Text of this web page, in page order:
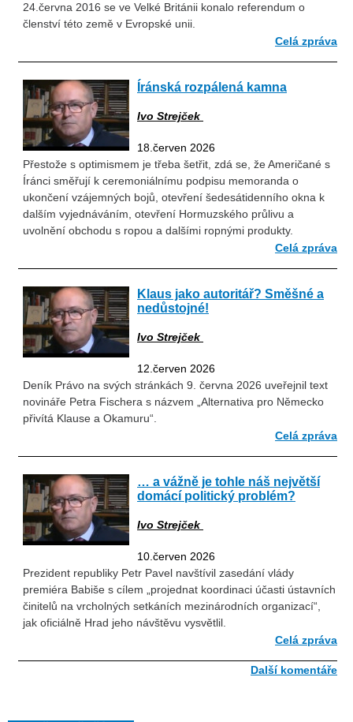
24.června 2016 se ve Velké Británii konalo referendum o
členství této země v Evropské unii.
Celá zpráva
Íránská rozpálená kamna
Ivo Strejček
18.červen 2026
Přestože s optimismem je třeba šetřit, zdá se, že Američané s
Íránci směřují k ceremoniálnímu podpisu memoranda o
ukončení vzájemných bojů, otevření šedesátidenního okna k
dalším vyjednáváním, otevření Hormuzského průlivu a
uvolnění obchodu s ropou a dalšími ropnými produkty.
Celá zpráva
Klaus jako autoritář? Směšné a
nedůstojné!
Ivo Strejček
12.červen 2026
Deník Právo na svých stránkách 9. června 2026 uveřejnil text
novináře Petra Fischera s názvem „Alternativa pro Německo
přivítá Klause a Okamuru“.
Celá zpráva
… a vážně je tohle náš největší
domácí politický problém?
Ivo Strejček
10.červen 2026
Prezident republiky Petr Pavel navštívil zasedání vlády
premiéra Babiše s cílem „projednat koordinaci účasti ústavních
činitelů na vrcholných setkáních mezinárodních organizací“,
jak oficiálně Hrad jeho návštěvu vysvětlil.
Celá zpráva
Další komentáře